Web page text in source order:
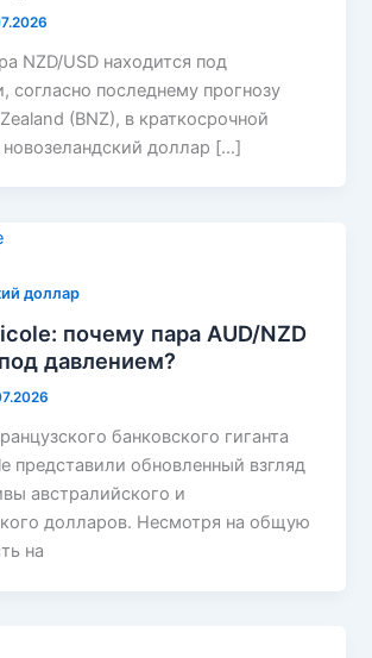
NZD/USD находится под
согласно последнему прогнозу
(BNZ), в краткосрочной
новозеландский доллар […]
доллар
почему пара AUD/NZD
давлением?
банковского гиганта
представили обновленный взгляд
австралийского и
долларов. Несмотря на общую
на